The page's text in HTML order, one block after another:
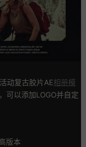
动复古胶片AE相册模
可以添加LOGO并自定
版本